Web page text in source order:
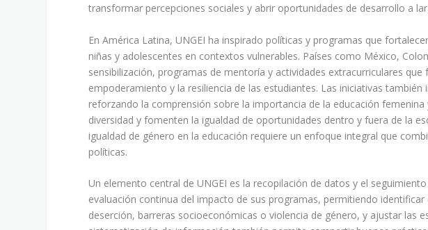
transformar percepciones sociales y abrir oportunidades de desarrollo a
En América Latina, UNGEI ha inspirado políticas y programas que
niñas y adolescentes en contextos vulnerables. Países como México,
sensibilización, programas de mentoría y actividades extracurriculares
empoderamiento y la resiliencia de las estudiantes. Las iniciativas
reforzando la comprensión sobre la importancia de la educación
diversidad y fomenten la igualdad de oportunidades dentro y fuera de la
igualdad de género en la educación requiere un enfoque integral que
políticas.
Un elemento central de UNGEI es la recopilación de datos y el
evaluación continua del impacto de sus programas, permitiendo
deserción, barreras socioeconómicas o violencia de género, y ajustar las